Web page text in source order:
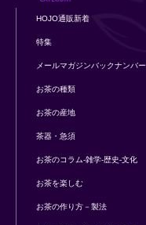
HOJO通販新着
特集
メールマガジンバックナンバー
お茶の種類
お茶の産地
茶器・急須
お茶のコラム-雑学-歴史-文化
お茶を楽しむ
お茶の作り方－製法